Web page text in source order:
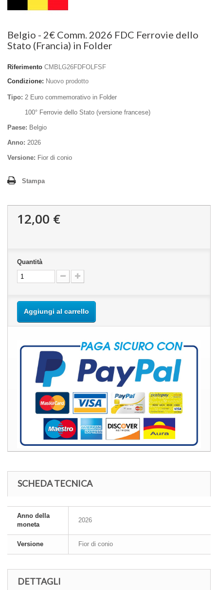
Belgio - 2€ Comm. 2026 FDC Ferrovie dello
Stato (Francia) in Folder
Riferimento CMBLG26FDFOLFSF
Condizione: Nuovo prodotto
Tipo: 2 Euro commemorativo in Folder
100° Ferrovie dello Stato (versione francese)
Paese: Belgio
Anno: 2026
Versione: Fior di conio
Stampa
12,00 €
Quantità
Aggiungi al carrello
SCHEDA TECNICA
Anno della
moneta
2026
Versione Fior di conio
DETTAGLI